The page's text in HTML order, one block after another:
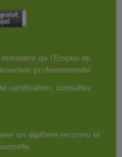
de l'Emploi de
professionnelle.
certification, consultez
un diplôme reconnu et